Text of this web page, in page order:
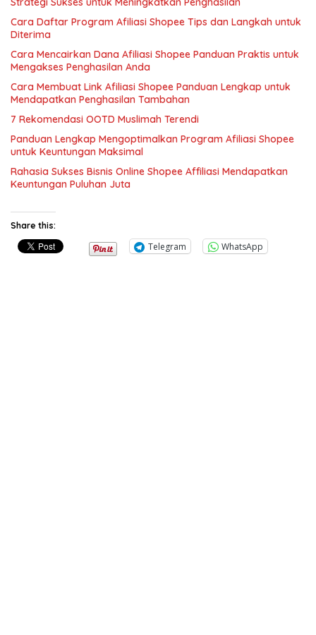
Cara Daftar Program Afiliasi Shopee Tips dan Langkah untuk
Diterima
Cara Mencairkan Dana Afiliasi Shopee Panduan Praktis untuk
Mengakses Penghasilan Anda
Cara Membuat Link Afiliasi Shopee Panduan Lengkap untuk
Mendapatkan Penghasilan Tambahan
7 Rekomendasi OOTD Muslimah Terendi
Panduan Lengkap Mengoptimalkan Program Afiliasi Shopee
untuk Keuntungan Maksimal
Rahasia Sukses Bisnis Online Shopee Affiliasi Mendapatkan
Keuntungan Puluhan Juta
Share this:
Telegram WhatsApp